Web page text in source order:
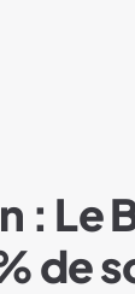
: Le
de